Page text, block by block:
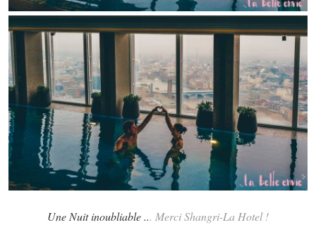
Une Nuit inoubliable ... Merci Shangri-La Hotel !